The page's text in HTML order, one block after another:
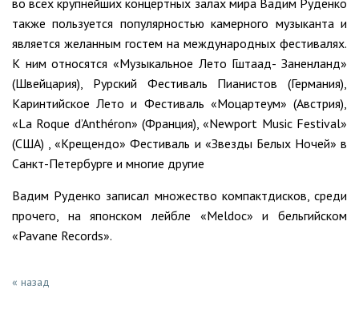
во всех крупнейших концертных залах мира Вадим Руденко
также пользуется популярностью камерного музыканта и
является желанным гостем на международных фестивалях.
К ним относятся «Музыкальное Лето Гштаад- Заненланд»
(Швейцария), Рурский Фестиваль Пианистов (Германия),
Каринтийское Лето и Фестиваль «Моцартеум» (Австрия),
«La Roque d’Anthéron» (Франция), «Newport Music Festival»
(США) , «Крещендо» Фестиваль и «Звезды Белых Ночей» в
Санкт-Петербурге и многие другие
Вадим Руденко записал множество компактдисков, среди
прочего, на японском лейбле «Meldoc» и бельгийском
«Pavane Records».
« назад